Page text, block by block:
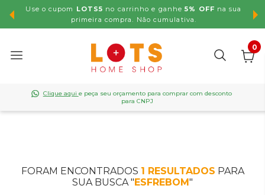
Use o cupom LOTS5 no carrinho e ganhe5% OFF na sua
primeira compra. Não cumulativa.
0
Clique aqui e peça seu orçamento para comprar com desconto
para CNPJ
FORAM ENCONTRADOS 1 RESULTADOS PARA
SUA BUSCA "ESFREBOM"